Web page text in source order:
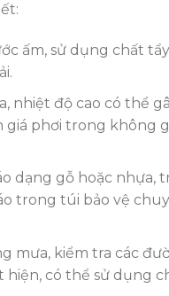
ấm, sử dụng chất
nhiệt độ cao có thể
giá phơi trong không
dạng gỗ hoặc nhựa,
trong túi bảo vệ
mưa, kiểm tra các
hiện, có thể sử dụng